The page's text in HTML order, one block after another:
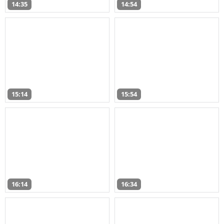
14:35 14:54
15:14 15:54
16:14 16:34